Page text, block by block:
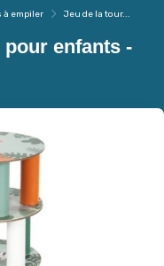
à empiler Jeu de la tour...
enfants -